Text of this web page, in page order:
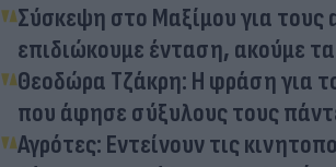
Σύσκεψη στο Μαξίμου για τους
επιδιώκουμε ένταση, ακούμε
Θεοδώρα Τζάκρη: Η φράση για
που άφησε σύξυλους τους
Αγρότες: Εντείνουν τις